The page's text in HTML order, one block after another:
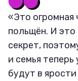
«Это огромная
польщён. И
секрет,
и семья
будут в